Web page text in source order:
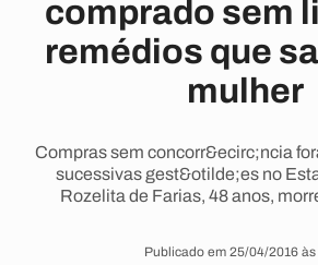
comprado sem
remédios que
mulher
Compras sem concorr&ecirc;ncia
sucessivas gest&otilde;es no
Rozelita de Farias, 48 anos,
Publicado em 25/04/2016